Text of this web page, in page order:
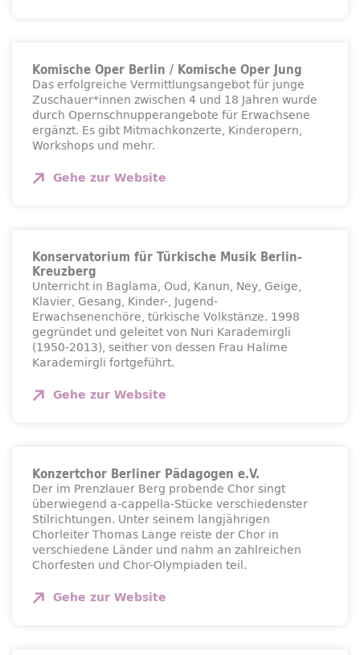
Komische Oper Berlin / Komische Oper Jung
Das erfolgreiche Vermittlungsangebot für junge
Zuschauer*innen zwischen 4 und 18 Jahren wurde
durch Opernschnupperangebote für Erwachsene
ergänzt. Es gibt Mitmachkonzerte, Kinderopern,
Workshops und mehr.
Gehe zur Website
Konservatorium für Türkische Musik Berlin-
Kreuzberg
Unterricht in Baglama, Oud, Kanun, Ney, Geige,
Klavier, Gesang, Kinder-, Jugend-
Erwachsenenchöre, türkische Volkstänze. 1998
gegründet und geleitet von Nuri Karademirgli
(1950-2013), seither von dessen Frau Halime
Karademirgli fortgeführt.
Gehe zur Website
Konzertchor Berliner Pädagogen e.V.
Der im Prenzlauer Berg probende Chor singt
überwiegend a-cappella-Stücke verschiedenster
Stilrichtungen. Unter seinem langjährigen
Chorleiter Thomas Lange reiste der Chor in
verschiedene Länder und nahm an zahlreichen
Chorfesten und Chor-Olympiaden teil.
Gehe zur Website